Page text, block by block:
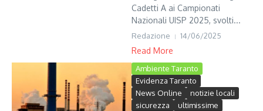
Cadetti A ai Campionati
Nazionali UISP 2025, svolti...
Redazione 14/06/2025
Read More
Ambiente Taranto
Evidenza Taranto
News Online
notizie locali
sicurezza
ultimissime